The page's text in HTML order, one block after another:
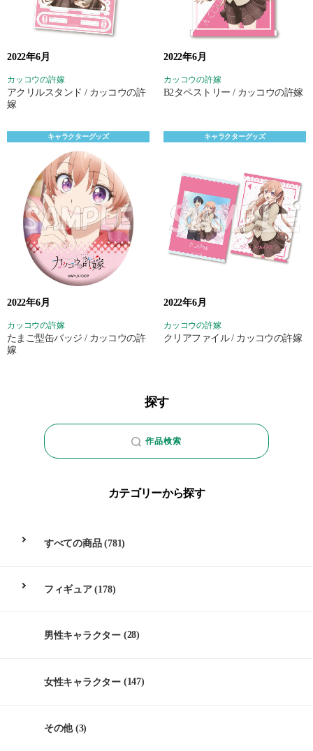
2022年6月
カッコウの許嫁
アクリルスタンド / カッコウの許
嫁
2022年6月
カッコウの許嫁
B2タペストリー / カッコウの許嫁
キャラクターグッズ
2022年6月
カッコウの許嫁
たまご型缶バッジ / カッコウの許
嫁
キャラクターグッズ
2022年6月
カッコウの許嫁
クリアファイル / カッコウの許嫁
探す
作品検索
カテゴリーから探す
すべての商品(781)
フィギュア(178)
男性キャラクター (28)
女性キャラクター (147)
その他(3)